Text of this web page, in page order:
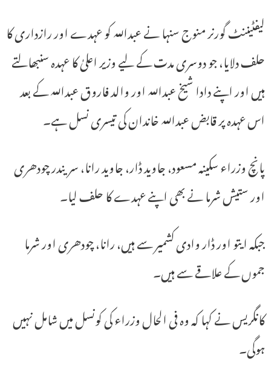
لیفٹیننٹ گورنر منوج سنہا نے عبداللہ کو عہدے اور رازداری کا
حلف دلایا، جو دوسری مدت کے لیے وزیر اعلیٰ کا عہدہ سنبھالتے
ہیں اور اپنے دادا شیخ عبداللہ اور والد فاروق عبداللہ کے بعد
اس عہدہ پر قابض عبداللہ خاندان کی تیسری نسل ہے۔
پانچ وزراء سکینہ مسعود، جاوید ڈار، جاوید رانا، سریندر چودھری
اور ستیش شرما نے بھی اپنے عہدے کا حلف لیا۔
جبکہ ایتو اور ڈار وادی کشمیر سے ہیں، رانا، چودھری اور شرما
جموں کے علاقے سے ہیں۔
کانگریس نے کہا کہ وہ فی الحال وزراء کی کونسل میں شامل نہیں
ہوگی۔